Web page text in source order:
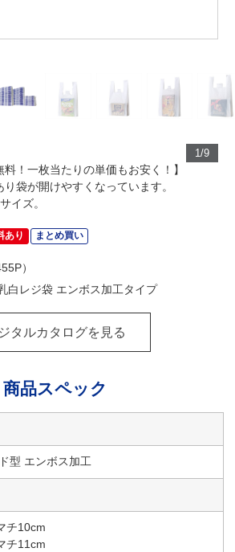
1/9
料！一枚当たりの単価もお安く！】
袋が開けやすくなっています。
イズ。
あり まとめ買い
）
白レジ袋 エンボス加工タイプ
タルカタログを見る
商品スペック
型 エンボス加工
チ10cm
チ11cm